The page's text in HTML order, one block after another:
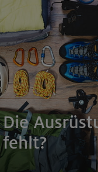
Die
fehlt?